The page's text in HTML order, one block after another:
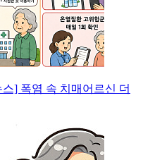
] 폭염 속 치매어르신 더